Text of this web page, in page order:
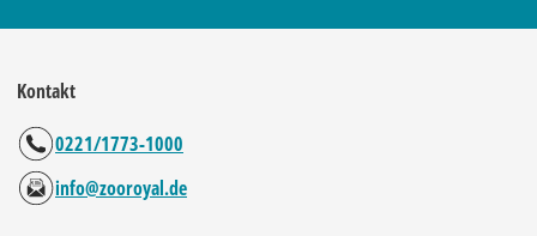
Kontakt
0221/1773-1000
info@zooroyal.de